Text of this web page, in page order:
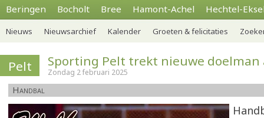
Beringen Bocholt Bree Hamont-Achel Hechtel-
Nieuws Nieuwsarchief Kalender Groeten & felicitaties
Pelt Sporting Pelt trekt nieuwe doelman
Zondag 2 februari 2025
Handbal